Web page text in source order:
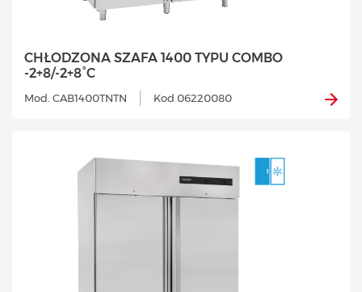
CHŁODZONA SZAFA 1400 TYPU COMBO
-2+8/-2+8°C
Mod. CAB1400TNTN Kod 06220080